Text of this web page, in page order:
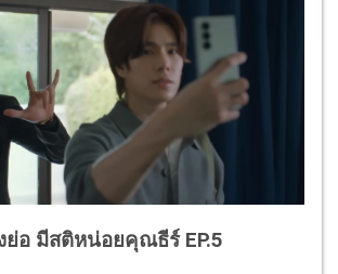
ย่อ มีสติหน่อยคุณธีร์ EP.5